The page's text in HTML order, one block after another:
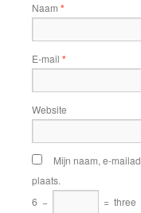
Naam *
E-mail *
Website
Mijn naam, e-
plaats.
6 − = three